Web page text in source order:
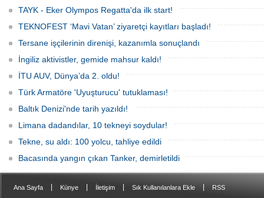
aralamış olabilir. Sıcak sularda
hareketsiz bekleyen binden fazla gemi,
istilacı deniz canlıları için devasa bir
üreme merkezine dönüşmüş durumda.
TAYK - Eker Olympos Regatta'da ilk start!
TEKNOFEST ‘Mavi Vatan’ ziyaretçi kayıtları başladı!
Tersane işçilerinin direnişi, kazanımla sonuçlandı
İngiliz aktivistler, gemide mahsur kaldı!
İTU AUV, Dünya’da 2. oldu!
Türk Armatöre 'Uyuşturucu' tutuklaması!
Baltık Denizi'nde tarih yazıldı!
Limana dadandılar, 10 tekneyi soydular!
Tekne, su aldı: 100 yolcu, tahliye edildi
Bacasında yangın çıkan Tanker, demirletildi
Ana Sayfa Künye İletişim Sık Kullanılanlara Ekle RSS